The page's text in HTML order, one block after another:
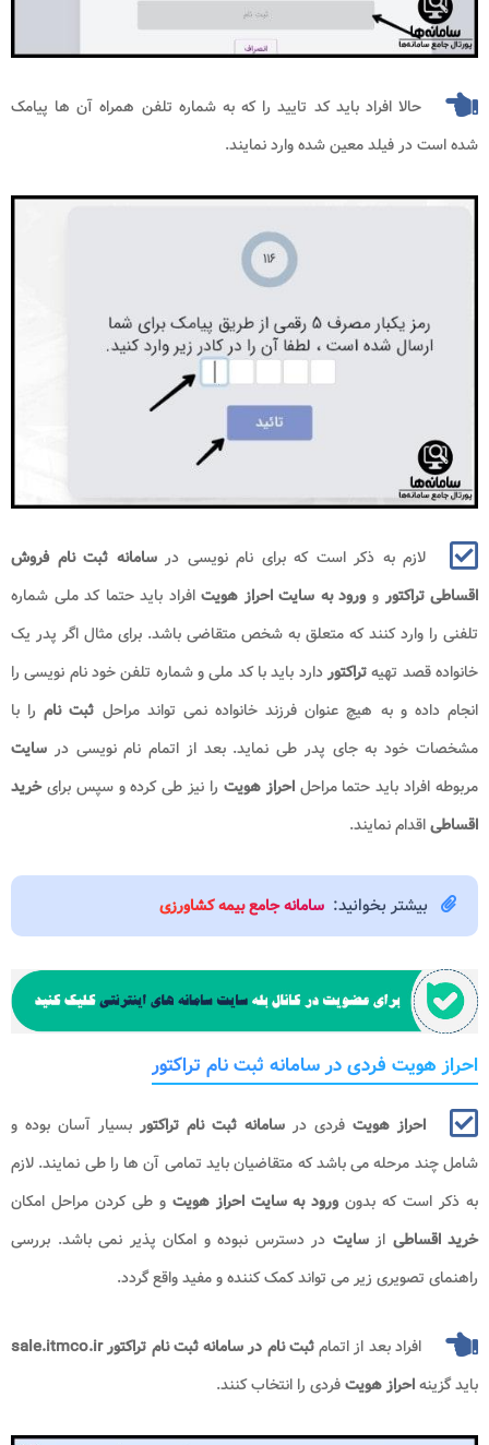
حالا افراد باید کد تایید را که به شماره تلفن همراه آن ها پیامک
شده است در فیلد معین شده وارد نمایند.
لازم به ذکر است که برای نام نویسی درسامانه ثبت نام فروش
اقساطی تراکتورو ورود به سایت احراز هویتافراد باید حتما کد ملی شماره
تلفنی را وارد کنند که متعلق به شخص متقاضی باشد. برای مثال اگر پدر یک
خانواده قصد تهیهتراکتوردارد باید با کد ملی و شماره تلفن خود نام نویسی را
انجام داده و به هیچ عنوان فرزند خانواده نمی تواند مراحل ثبت نامرا با
مشخصات خود به جای پدر طی نماید. بعد از اتمام نام نویسی در سایت
مربوطه افراد باید حتما مراحلاحراز هویت را نیز طی کرده و سپس برایخرید
اقساطیاقدام نمایند.
بیشتر بخوانید: سامانه جامع بیمه کشاورزی
احراز هویت فردی در سامانه ثبت نام تراکتور
احراز هویت فردی در سامانه ثبت نام تراکتوربسیار آسان بوده و
شامل چند مرحله می باشد که متقاضیان باید تمامی آن ها را طی نمایند. لازم
به ذکر است که بدون ورود به سایت احراز هویت و طی کردن مراحل امکان
خرید اقساطی ازسایت در دسترس نبوده و امکان پذیر نمی باشد. بررسی
راهنمای تصویری زیر می تواند کمک کننده و مفید واقع گردد.
افراد بعد از اتمامثبت نام در سامانه ثبت نام تراکتور sale.itmco.ir
باید گزینهاحراز هویتفردی را انتخاب کنند.